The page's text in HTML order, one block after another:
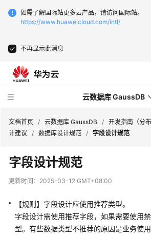
如需了解国际站更多云产品，请访问国际站。
https://www.huaweicloud.com/intl/
不再显示此消息
云数据库 GaussDB
最
新
动
服
务
公
文档首页 / 云数据库 GaussDB / 开发指南（分
计建议
/ 数据库设计规范 / 字段设计规范
字段设计规范
更新时间： 2025-03-12 GMT+08:00
【规则】字段设计应使用推荐类型。
字段设计需使用推荐字段，如果需要使用
型。有些数据类型不推荐的原因是业务使